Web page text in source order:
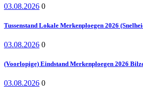
03.08.2026 0
Tussenstand Lokale Merkenploegen 2026
03.08.2026 0
(Voorlopige) Eindstand Merkenploegen 2026
03.08.2026 0